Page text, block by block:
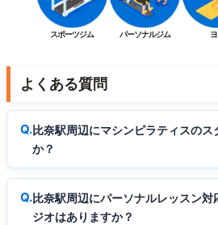
スポーツジム パーソナルジム
よくある質問
比奈駅周辺にマシンピラティスのス
か？
比奈駅周辺にパーソナルレッスン対
ジオはありますか？